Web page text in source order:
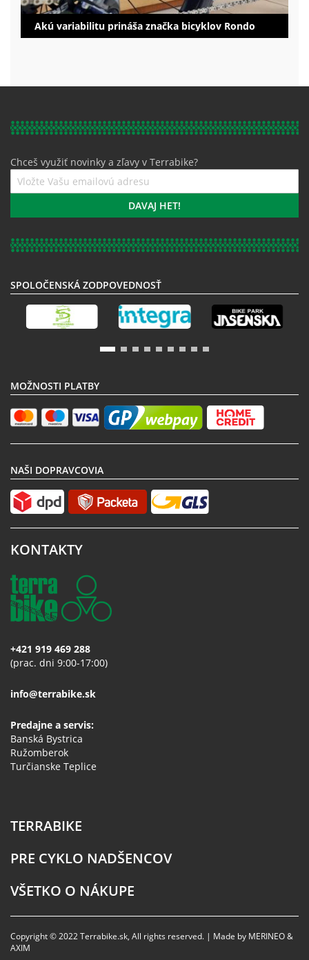
Akú variabilitu prináša značka bicyklov Rondo
Chceš využiť novinky a zľavy v Terrabike?
Prihláste
sa
odberu
DAVAJ HET!
SPOLOČENSKÁ ZODPOVEDNOSŤ
MOŽNOSTI PLATBY
NAŠI DOPRAVCOVIA
KONTAKTY
+421 919 469 288
(prac. dni 9:00-17:00)
info@terrabike.sk
Predajne a servis:
Banská Bystrica
Ružomberok
Turčianske Teplice
TERRABIKE
PRE CYKLO NADŠENCOV
VŠETKO O NÁKUPE
Copyright © 2022 Terrabike.sk, All rights reserved. | Made by MERINEO &
AXIM